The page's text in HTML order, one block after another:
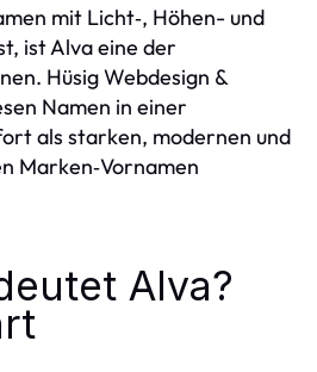
mit Licht‑, Höhen- und
ist Alva eine der
Hüsig Webdesign &
Namen in einer
als starken, modernen und
Marken‑Vornamen
Alva?